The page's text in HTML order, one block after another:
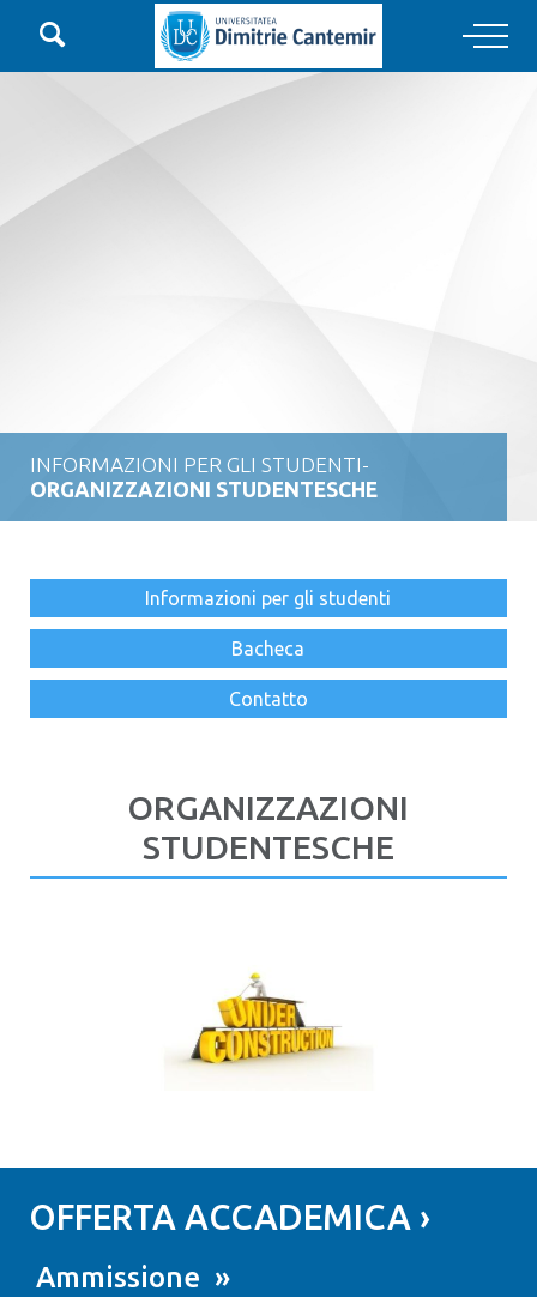

Main Navigation
INFORMAZIONI PER GLI STUDENTI-
ORGANIZZAZIONI STUDENTESCHE
Informazioni per gli studenti
Bacheca
Contatto
ORGANIZZAZIONI
STUDENTESCHE
OFFERTA ACCADEMICA ›
Ammissione »